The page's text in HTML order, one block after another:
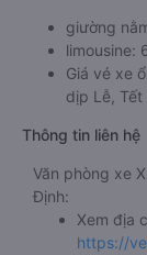
giường
limousine:
Giá vé xe
dịp Lễ, Tết
Thông tin liên hệ
Văn phòng xe
Định:
Xem địa
https://